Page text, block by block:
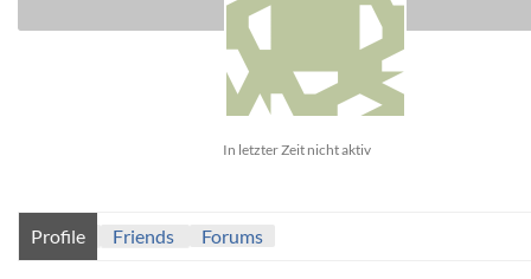
In letzter Zeit nicht aktiv
Profile Friends Forums